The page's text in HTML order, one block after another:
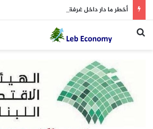
أخطر ما دار داخل غرفة المفاوضات
بحث عن